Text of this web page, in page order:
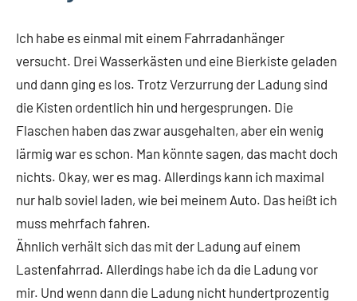
Ich habe es einmal mit einem Fahrradanhänger
versucht. Drei Wasserkästen und eine Bierkiste geladen
und dann ging es los. Trotz Verzurrung der Ladung sind
die Kisten ordentlich hin und hergesprungen. Die
Flaschen haben das zwar ausgehalten, aber ein wenig
lärmig war es schon. Man könnte sagen, das macht doch
nichts. Okay, wer es mag. Allerdings kann ich maximal
nur halb soviel laden, wie bei meinem Auto. Das heißt ich
muss mehrfach fahren.
Ähnlich verhält sich das mit der Ladung auf einem
Lastenfahrrad. Allerdings habe ich da die Ladung vor
mir. Und wenn dann die Ladung nicht hundertprozentig